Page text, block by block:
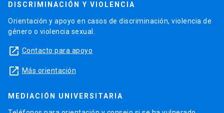
DISCRIMINACIÓN Y VIOLENCIA
Orientación y apoyo en casos de discriminación, violencia de
género o violencia sexual.
launch Contacto para apoyo
launch Más orientación
MEDIACIÓN UNIVERSITARIA